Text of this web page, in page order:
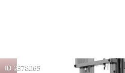
ID 2378265